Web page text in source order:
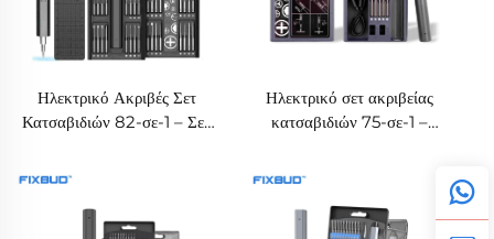
Ηλεκτρικό Ακριβές Σετ
Κατσαβιδιών 82-σε-1 – Σετ
Κινητών Τηλεφώνων
Ηλεκτρικό σετ ακριβείας
κατσαβιδιών 75-σε-1 –
εργαλείων επισκευής